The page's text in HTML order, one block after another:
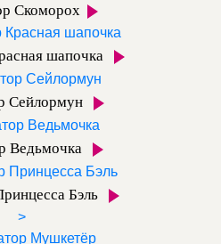
Скоморох
шапочка
Сейлормун
Ведьмочка
Бэль
>